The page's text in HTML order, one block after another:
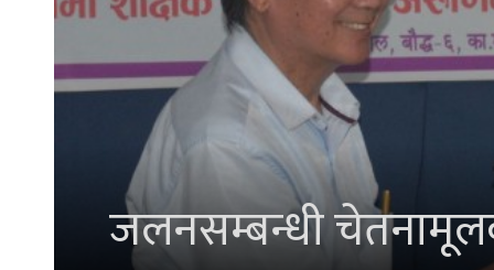
गाउँपालिका स्तरीय
भलिबल प्रतियोगिता